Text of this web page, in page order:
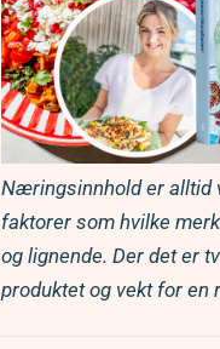
Næringsinnhold er alltid veiledende og avhenger av mange
faktorer som hvilke
og lignende. Der det er
produktet og vekt for en